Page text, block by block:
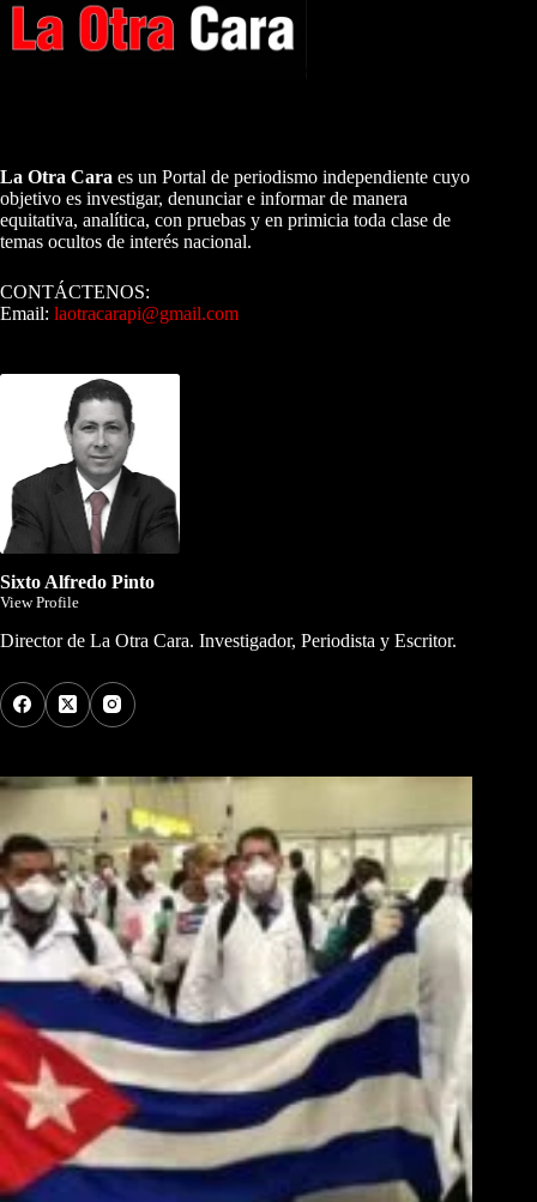
La Otra Cara es un Portal de periodismo independiente cuyo
objetivo es investigar, denunciar e informar de manera
equitativa, analítica, con pruebas y en primicia toda clase de
temas ocultos de interés nacional.
CONTÁCTENOS:
Email: laotracarapi@gmail.com
Sixto Alfredo Pinto
View Profile
Director de La Otra Cara. Investigador, Periodista y Escritor.